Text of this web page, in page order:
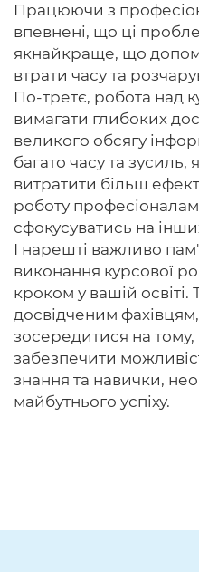
Працюючи з
впевнені, що ці
якнайкраще, що
втрати часу та
По-третє, робота над
вимагати глибоких
великого обсягу
багато часу та зусиль,
витратити більш
роботу
сфокусуватись на
І нарешті важливо
виконання курсової
кроком у вашій освіті.
досвідченим
зосередитися на тому,
забезпечити
знання та навички,
майбутнього успіху.